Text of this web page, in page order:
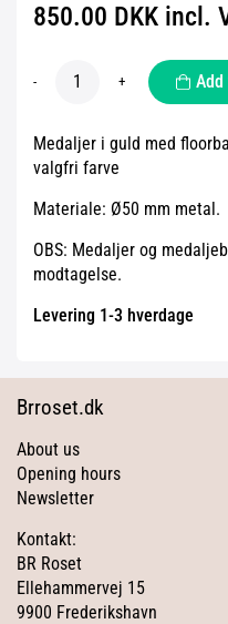
850.00 DKK incl.
- +
Medaljer i guld med
valgfri farve
Materiale: Ø50 mm metal.
OBS: Medaljer og
modtagelse.
Levering 1-3 hverdage
Brroset.dk
About us
Opening hours
Newsletter
Kontakt:
BR Roset
Ellehammervej 15
9900 Frederikshavn